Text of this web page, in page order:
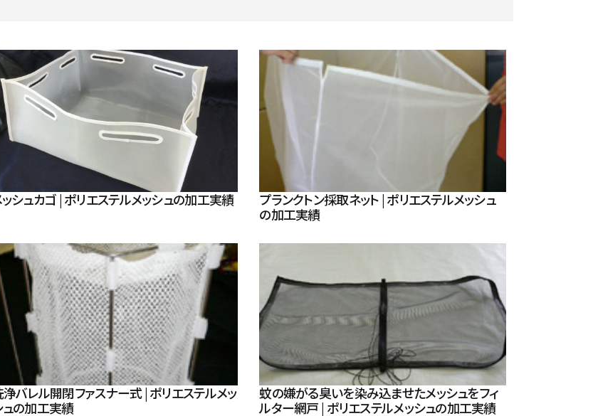
ッシュカゴ | ポリエステルメッシュの加工実績
プランクトン採取ネット | ポリエステルメッシュ
の加工実績
バレル開閉ファスナー式 | ポリエステルメッ
ュの加工実績
蚊の嫌がる臭いを染み込ませたメッシュをフィ
ルター網戸 | ポリエステルメッシュの加工実績